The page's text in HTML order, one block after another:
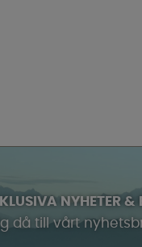
NYHETER &
då till vårt